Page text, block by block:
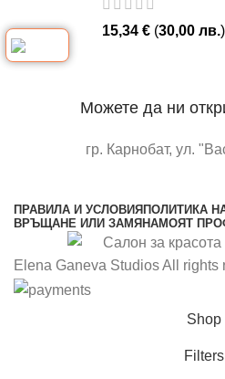
15,34 € (30,00 лв.)
Можете да ни
гр. Карнобат, ул.
ПРАВИЛА И УСЛОВИЯ ПОЛИТИКА
ВРЪЩАНЕ ИЛИ ЗАМЯНАМОЯТ
Elena Ganeva Studios All rights
Shop
Filters